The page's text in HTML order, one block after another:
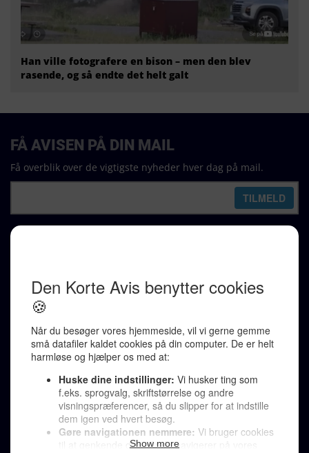
Han ville fotografere en bison – men den blev
rasende, og så endte det helt galt
Karen Jespersen
Redaktionen kontaktes via mail til
redaktion@denkorteavis.dk
Telefonsvarer 20 30 10 96
Von Ostensgade 22, 2791 Dragør
LINKS
Tidligere aviser >
Støt Den Korte Avis >
FÅ AVISEN PÅ DIN MAIL
Få overblik over de vigtigste nyheder hver dag på mail.